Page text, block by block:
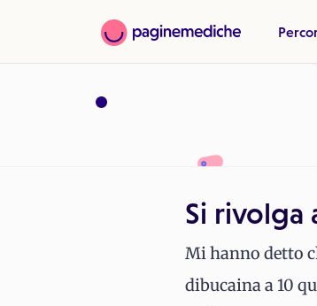
Si rivolga
Mi hanno detto
dibucaina a 10